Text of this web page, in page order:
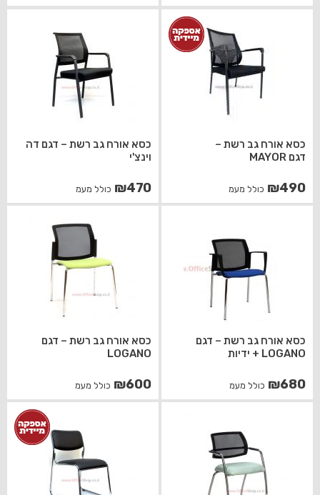
כסא אורח גב רשת –
דגם MAYOR
₪490 כולל מעמ
כסא אורח גב רשת – דגם דה
וינצ'י
₪470 כולל מעמ
כסא אורח גב רשת – דגם
LOGANO + ידיות
₪680 כולל מעמ
כסא אורח גב רשת – דגם
LOGANO
₪600 כולל מעמ